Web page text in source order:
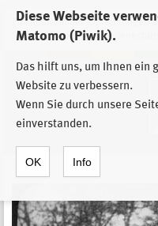
Diese Webseite
Matomo (Piwik).
Das hilft uns, um Ihnen ein
Website zu verbessern.
Wenn Sie durch unsere
einverstanden.
OK Info
Zur Auswahl der Einrichtungen
Stiftung Sächsische